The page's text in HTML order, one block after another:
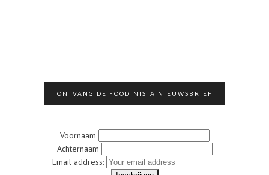
ONTVANG DE FOODINISTA NIEUWSBRIEF
Voornaam
Achternaam
Email address: